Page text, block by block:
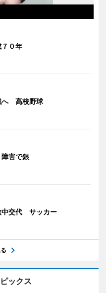
７０年
へ 高校野球
害で銀
中交代 サッカー
ックス